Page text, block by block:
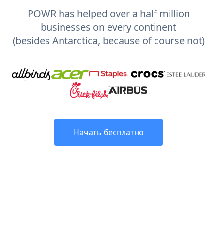
POWR has helped over a half million
businesses on every continent
(besides Antarctica, because of course not)
Начать бесплатно